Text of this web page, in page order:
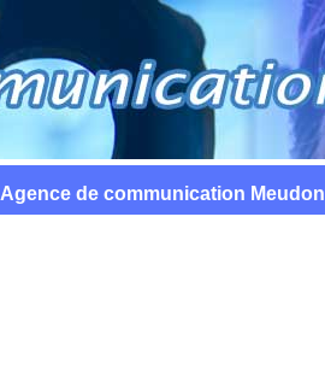
Agence de communication Meudon